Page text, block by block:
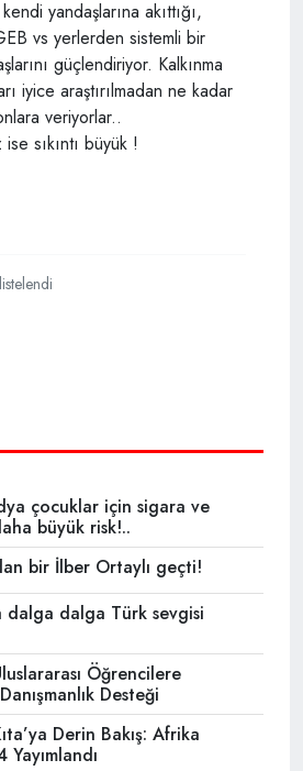
yandaşlarına akıttığı,
vs yerlerden sistemli bir
güçlendiriyor. Kalkınma
iyice araştırılmadan ne kadar
veriyorlar..
sıkıntı büyük !
çocuklar için sigara ve
büyük risk!..
bir İlber Ortaylı geçti!
dalga dalga Türk sevgisi
Öğrencilere
Desteği
Derin Bakış: Afrika
Yayımlandı